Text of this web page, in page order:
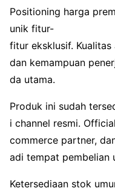
Positioning harga
unik fitur-
fitur eksklusif.
dan kemampuan
da utama.
Produk ini sudah
i channel resmi.
commerce partner,
adi tempat pembelian
Ketersediaan stok